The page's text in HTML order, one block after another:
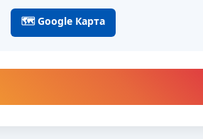
🗺 Google Карта